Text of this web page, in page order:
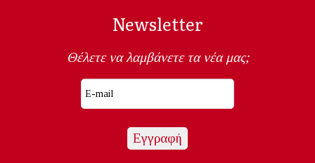
Newsletter
Θέλετε να λαμβάνετε τα νέα μας;